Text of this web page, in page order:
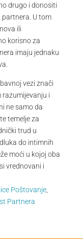
drugo i donositi
partnera. U tom
ili
korisno za
imaju jednaku
vezi znači
i
ne samo da
temelje za
trud u
do intimnih
moći u kojoj oba
vrednovani i
Poštovanje,
Partnera